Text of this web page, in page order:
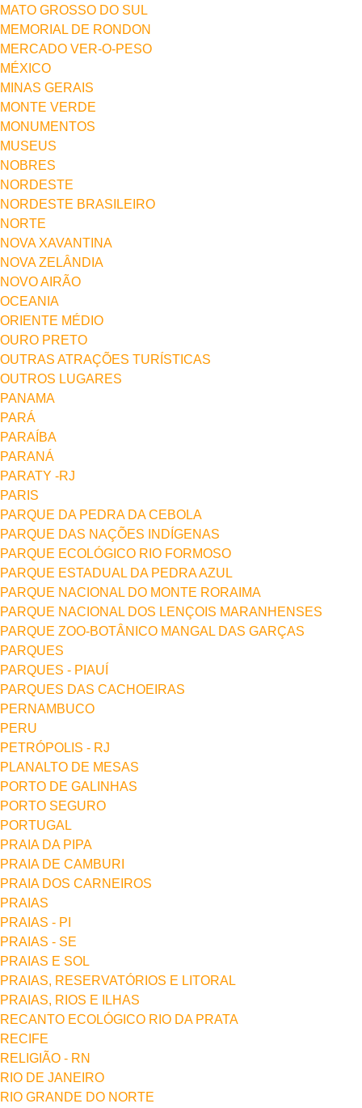
MATO GROSSO DO SUL
MEMORIAL DE RONDON
MERCADO VER-O-PESO
MÉXICO
MINAS GERAIS
MONTE VERDE
MONUMENTOS
MUSEUS
NOBRES
NORDESTE
NORDESTE BRASILEIRO
NORTE
NOVA XAVANTINA
NOVA ZELÂNDIA
NOVO AIRÃO
OCEANIA
ORIENTE MÉDIO
OURO PRETO
OUTRAS ATRAÇÕES TURÍSTICAS
OUTROS LUGARES
PANAMA
PARÁ
PARAÍBA
PARANÁ
PARATY -RJ
PARIS
PARQUE DA PEDRA DA CEBOLA
PARQUE DAS NAÇÕES INDÍGENAS
PARQUE ECOLÓGICO RIO FORMOSO
PARQUE ESTADUAL DA PEDRA AZUL
PARQUE NACIONAL DO MONTE RORAIMA
PARQUE NACIONAL DOS LENÇOIS MARANHENSES
PARQUE ZOO-BOTÂNICO MANGAL DAS GARÇAS
PARQUES
PARQUES - PIAUÍ
PARQUES DAS CACHOEIRAS
PERNAMBUCO
PERU
PETRÓPOLIS - RJ
PLANALTO DE MESAS
PORTO DE GALINHAS
PORTO SEGURO
PORTUGAL
PRAIA DA PIPA
PRAIA DE CAMBURI
PRAIA DOS CARNEIROS
PRAIAS
PRAIAS - PI
PRAIAS - SE
PRAIAS E SOL
PRAIAS, RESERVATÓRIOS E LITORAL
PRAIAS, RIOS E ILHAS
RECANTO ECOLÓGICO RIO DA PRATA
RECIFE
RELIGIÃO - RN
RIO DE JANEIRO
RIO GRANDE DO NORTE